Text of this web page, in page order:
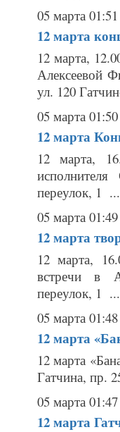
05 марта 01:51
12 марта
12 марта,
Алексеевой
ул. 120
05 марта 01:50
12 марта
12 марта,
переулок, 1 ...
05 марта 01:49
12 марта
12 марта,
встречи в
переулок, 1 ...
05 марта 01:48
12 марта
12 марта
Гатчина, пр.
05 марта 01:47
12 марта